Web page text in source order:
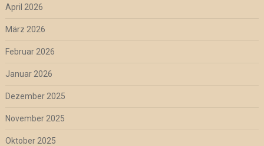
April 2026
März 2026
Februar 2026
Januar 2026
Dezember 2025
November 2025
Oktober 2025